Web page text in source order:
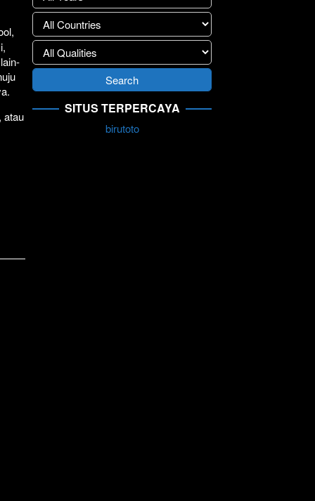
atau
SITUS TERPERCAYA
birutoto